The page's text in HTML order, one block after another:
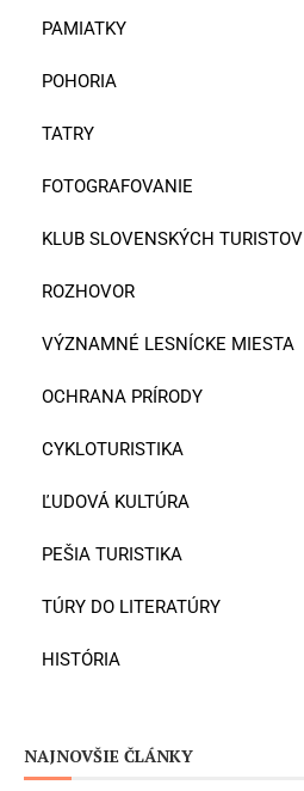
PAMIATKY
POHORIA
TATRY
FOTOGRAFOVANIE
KLUB SLOVENSKÝCH TURISTOV
ROZHOVOR
VÝZNAMNÉ LESNÍCKE MIESTA
OCHRANA PRÍRODY
CYKLOTURISTIKA
ĽUDOVÁ KULTÚRA
PEŠIA TURISTIKA
TÚRY DO LITERATÚRY
HISTÓRIA
NAJNOVŠIE ČLÁNKY